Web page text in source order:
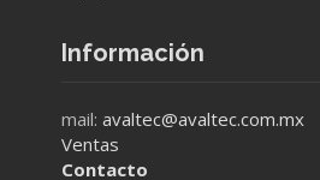
Información
mail: avaltec@avaltec.com.mx
Ventas
Contacto